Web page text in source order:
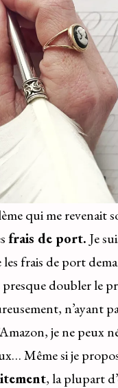
qui me revenait
frais de port. Je
frais de port
doubler le
n’ayant
je ne peux
Même si je
, la plupart